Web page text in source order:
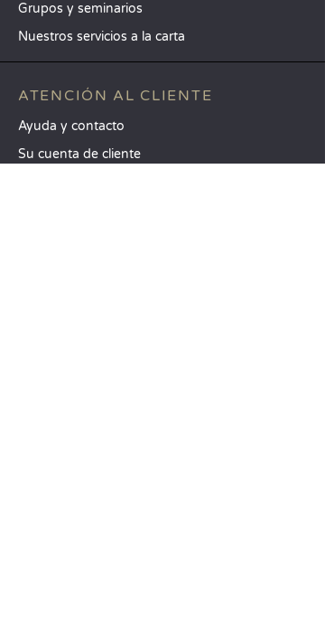
Grupos y seminarios
Nuestros servicios a la carta
ATENCIÓN AL CLIENTE
Ayuda y contacto
Su cuenta de cliente